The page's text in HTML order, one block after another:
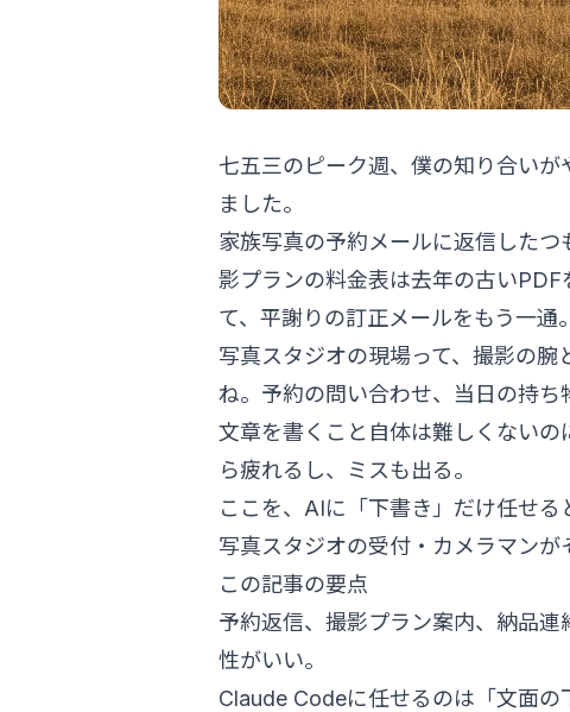
七五三のピーク週、僕の知り合い
ました。
家族写真の予約メールに返信した
影プランの料金表は去年の古い
て、平謝りの訂正メールをもう一通
写真スタジオの現場って、撮影の
ね。予約の問い合わせ、当日の持
文章を書くこと自体は難しくない
ら疲れるし、ミスも出る。
ここを、AIに「下書き」だけ任せ
写真スタジオの受付・カメラマンが
この記事の要点
予約返信、撮影プラン案内、納品
性がいい。
Claude Codeに任せるのは「文面